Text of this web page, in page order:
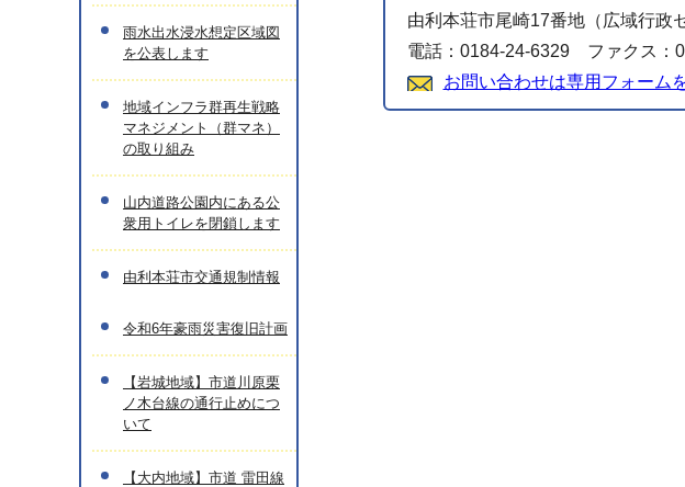
由利本荘市尾崎17番地（広域行政
電話：0184-24-6329 ファクス：
お問い合わせは専用フォーム
雨水出水浸水想定区域図
を公表します
地域インフラ群再生戦略
マネジメント（群マネ）
の取り組み
山内道路公園内にある公
衆用トイレを閉鎖します
由利本荘市交通規制情報
令和6年豪雨災害復旧計画
【岩城地域】市道川原栗
ノ木台線の通行止めにつ
いて
【大内地域】市道 雷田線